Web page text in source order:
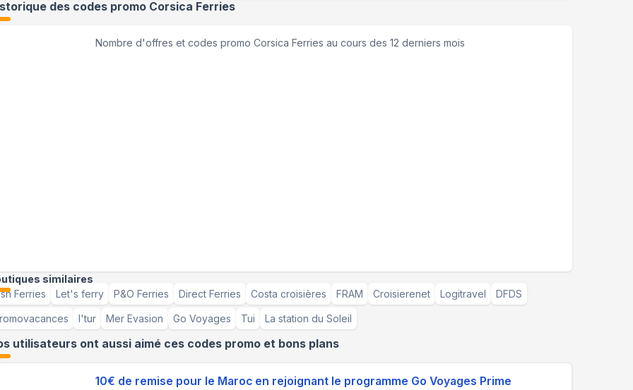
des codes promo Corsica Ferries
Nombre d'offres et codes promo Corsica Ferries au cours des 12 derniers mois
similaires
Ferries
Let's ferry P&O Ferries Direct Ferries Costa croisières FRAM Croisierenet Logitravel DFDS
l'tur Mer Evasion Go Voyages Tui La station du Soleil
utilisateurs ont aussi aimé ces codes promo et bons plans
10€ de remise pour le Maroc en rejoignant le programme Go Voyages Prime